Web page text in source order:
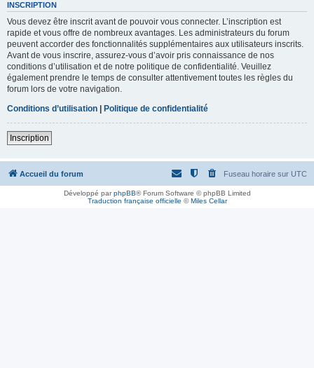
INSCRIPTION
Vous devez être inscrit avant de pouvoir vous connecter. L’inscription est
rapide et vous offre de nombreux avantages. Les administrateurs du forum
peuvent accorder des fonctionnalités supplémentaires aux utilisateurs inscrits.
Avant de vous inscrire, assurez-vous d’avoir pris connaissance de nos
conditions d’utilisation et de notre politique de confidentialité. Veuillez
également prendre le temps de consulter attentivement toutes les règles du
forum lors de votre navigation.
Conditions d’utilisation | Politique de confidentialité
Inscription
Accueil du forum Fuseau horaire sur UTC
Développé parphpBB® Forum Software © phpBB Limited
Traduction française officielle ©Miles Cellar